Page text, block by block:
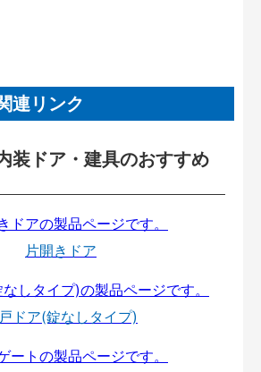
連リンク
装ドア・建具のおすすめ
片開きドア
ドア(錠なしタイプ)